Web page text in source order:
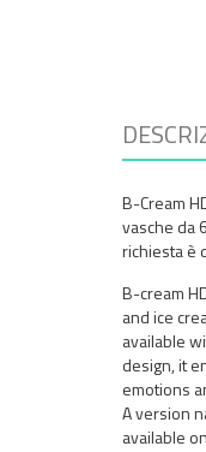
B-Cream
vasche da
richiesta è
B-cream
and ice
available
design, it
emotions
A version
available